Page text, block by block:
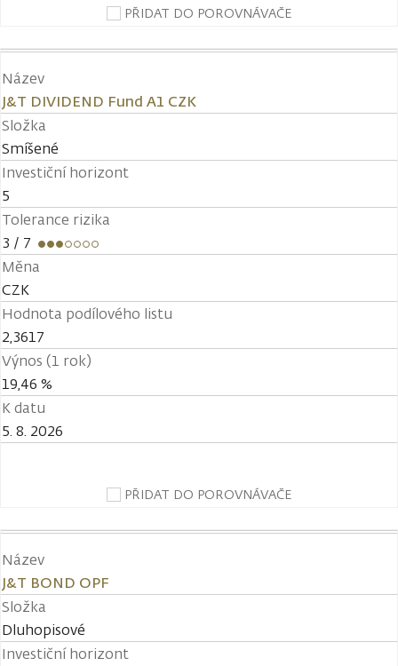
PŘIDAT DO POROVNÁVAČE
Název
J&T DIVIDEND Fund A1 CZK
Složka
Smíšené
Investiční horizont
5
Tolerance rizika
3 / 7
Měna
CZK
Hodnota podílového listu
2,3617
Výnos (1 rok)
19,46 %
K datu
5. 8. 2026
PŘIDAT DO POROVNÁVAČE
Název
J&T BOND OPF
Složka
Dluhopisové
Investiční horizont